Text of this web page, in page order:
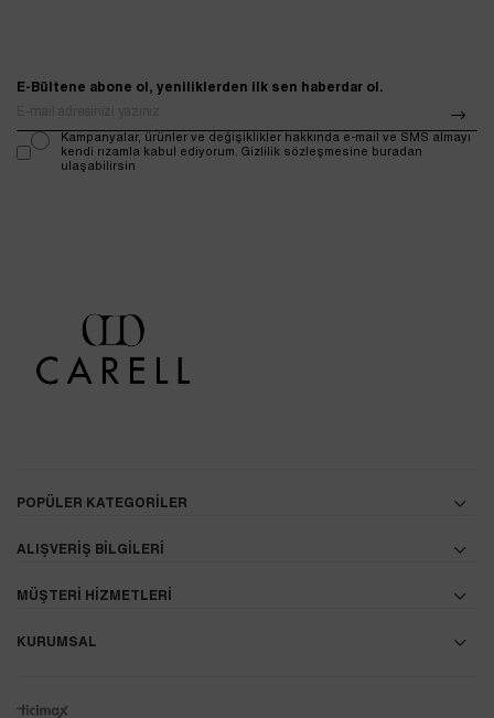
E-Bültene abone ol, yeniliklerden ilk sen haberdar ol.
Kampanyalar, ürünler ve değişiklikler hakkında e-mail ve SMS almayı
kendi rızamla kabul ediyorum. Gizlilik sözleşmesine buradan
ulaşabilirsin
POPÜLER KATEGORİLER
ALIŞVERİŞ BİLGİLERİ
MÜŞTERİ HİZMETLERİ
KURUMSAL